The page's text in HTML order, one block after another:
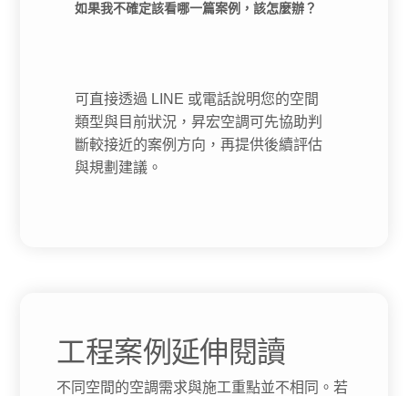
如果我不確定該看哪一篇案例，該怎麼辦？
可直接透過 LINE 或電話說明您的空間
類型與目前狀況，昇宏空調可先協助判
斷較接近的案例方向，再提供後續評估
與規劃建議。
工程案例延伸閱讀
不同空間的空調需求與施工重點並不相同。若